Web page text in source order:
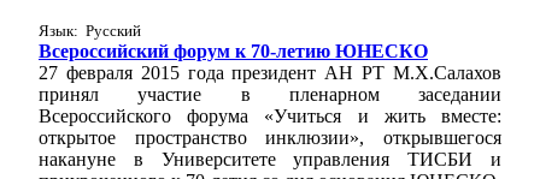
Язык: Русский
Всероссийский форум к 70-летию ЮНЕСКО
27 февраля 2015 года президент АН РТ М.Х.Салахов
принял участие в пленарном заседании
Всероссийского форума «Учиться и жить вместе:
открытое пространство инклюзии», открывшегося
накануне в Университете управления ТИСБИ и